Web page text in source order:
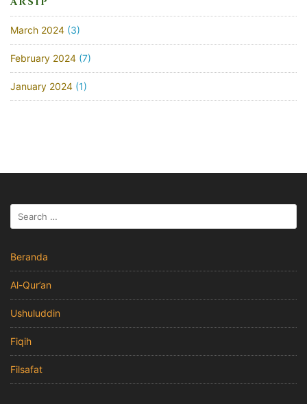
March 2024 (3)
February 2024 (7)
January 2024 (1)
Beranda
Al-Qur’an
Ushuluddin
Fiqih
Filsafat